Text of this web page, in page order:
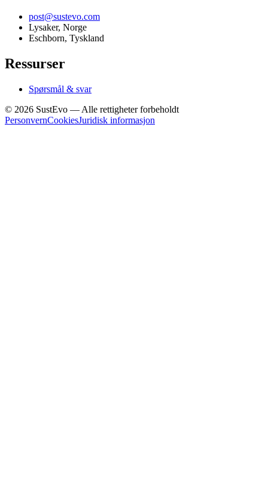
post@sustevo.com
Lysaker, Norge
Eschborn, Tyskland
Ressurser
Spørsmål & svar
© 2026 SustEvo — Alle rettigheter forbeholdt
PersonvernCookiesJuridisk informasjon